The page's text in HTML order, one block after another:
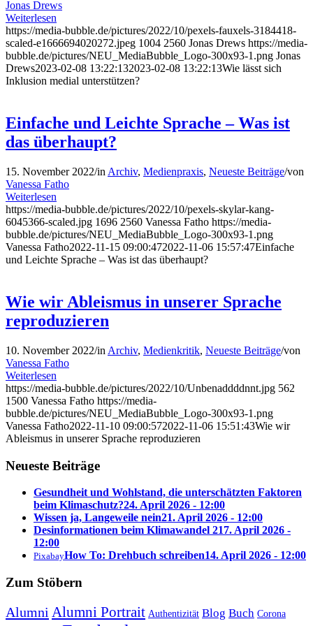
Jonas Drews
Weiterlesen
https://media-bubble.de/pictures/2022/10/pexels-fauxels-3184418-
scaled-e1666694020272.jpeg 1004 2560 Jonas Drews https://media-
bubble.de/pictures/NEU_MediaBubble_Logo-300x93-1.png Jonas
Drews2023-02-08 13:22:132023-02-08 13:22:13Wie lässt sich
Inklusion medial unterstützen?
Einfache und Leichte Sprache – Was ist
das überhaupt?
15. November 2022/in Archiv, Medienpraxis, Neueste Beiträge/von
Vanessa Fatho
Weiterlesen
https://media-bubble.de/pictures/2022/10/pexels-skylar-kang-
6045366-scaled.jpg 1696 2560 Vanessa Fatho https://media-
bubble.de/pictures/NEU_MediaBubble_Logo-300x93-1.png
Vanessa Fatho2022-11-15 09:00:472022-11-06 15:57:47Einfache
und Leichte Sprache – Was ist das überhaupt?
Wie wir Ableismus in unserer Sprache
reproduzieren
10. November 2022/in Archiv, Medienkritik, Neueste Beiträge/von
Vanessa Fatho
Weiterlesen
https://media-bubble.de/pictures/2022/10/Unbenaddddnnt.jpg 562
1500 Vanessa Fatho https://media-
bubble.de/pictures/NEU_MediaBubble_Logo-300x93-1.png
Vanessa Fatho2022-11-10 09:00:572022-11-06 15:51:43Wie wir
Ableismus in unserer Sprache reproduzieren
Neueste Beiträge
Gesundheit und Wohlstand, die unterschätzten Faktoren
beim Klimaschutz?24. April 2026 - 12:00
Wissen ja, Langeweile nein21. April 2026 - 12:00
Desinformationen beim Klimawandel 217. April 2026 -
12:00
PixabayHow To: Drehbuch schreiben14. April 2026 - 12:00
Zum Stöbern
Alumni Alumni Portrait Authentizität Blog Buch Corona